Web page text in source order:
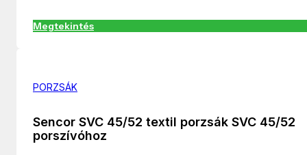
Megtekintés
PORZSÁK
Sencor SVC 45/52 textil porzsák SVC 45/52
porszívóhoz